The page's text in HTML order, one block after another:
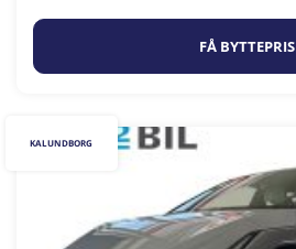
FÅ BYTTEPRIS
KALUNDBORG